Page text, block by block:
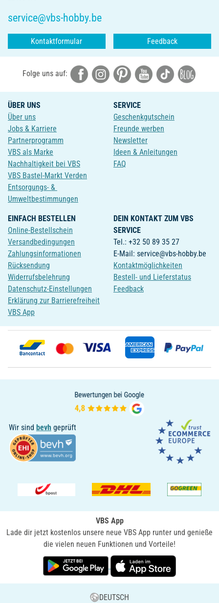
service@vbs-hobby.be
Kontaktformular Feedback
Folge uns auf:
ÜBER UNS
Über uns
Jobs & Karriere
Partnerprogramm
VBS als Marke
Nachhaltigkeit bei VBS
VBS Bastel-Markt Verden
Entsorgungs- &
Umweltbestimmungen
SERVICE
Geschenkgutschein
Freunde werben
Newsletter
Ideen & Anleitungen
FAQ
EINFACH BESTELLEN
Online-Bestellschein
Versandbedingungen
Zahlungsinformationen
Rücksendung
Widerrufsbelehrung
Datenschutz-Einstellungen
Erklärung zur Barrierefreiheit
VBS App
DEIN KONTAKT ZUM VBS
SERVICE
Tel.: +32 50 89 35 27
E-Mail: service@vbs-hobby.be
Kontaktmöglichkeiten
Bestell- und Lieferstatus
Feedback
Wir sind bevh geprüft
VBS App
Lade dir jetzt kostenlos unsere neue VBS App runter und genieße
die vielen neuen Funktionen und Vorteile!
DEUTSCH